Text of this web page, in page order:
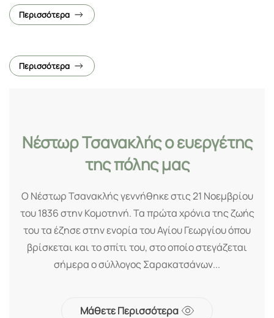
Περισσότερα
Περισσότερα
Νέστωρ Τσανακλής ο ευεργέτης
της πόλης μας
Ο Νέστωρ Τσανακλής γεννήθηκε στις 21 Νοεμβρίου
του 1836 στην Κομοτηνή. Τα πρώτα χρόνια της ζωής
του τα έζησε στην ενορία του Αγίου Γεωργίου όπου
βρίσκεται και το σπίτι του, στο οποίο στεγάζεται
σήμερα ο σύλλογος Σαρακατσάνων...
Μάθετε Περισσότερα